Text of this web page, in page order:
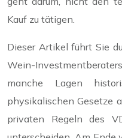
Kauf zu tätigen.
Dieser Artikel führt Sie
Wein-
manche Lagen
physikalischen Gesetze
privaten Regeln des